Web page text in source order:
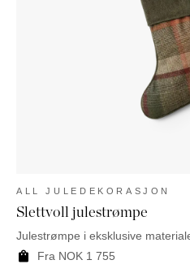
ALL JULEDEKORASJON
Slettvoll julestrømpe
Julestrømpe i eksklusive
Fra NOK 1 755